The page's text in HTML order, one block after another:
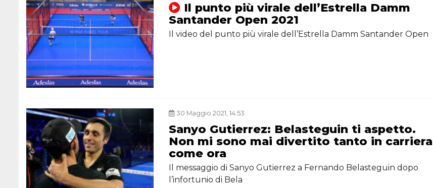
Il punto più virale dell’Estrella Damm
Santander Open 2021
Il video del punto più virale dell’Estrella Damm Santander Open
30 Maggio 2021, 14:53
Sanyo Gutierrez: Belasteguin ti aspetto.
Non mi sono mai divertito tanto in carriera
come ora
Il messaggio di Sanyo Gutierrez a Fernando Belasteguin dopo
l’infortunio di Bela